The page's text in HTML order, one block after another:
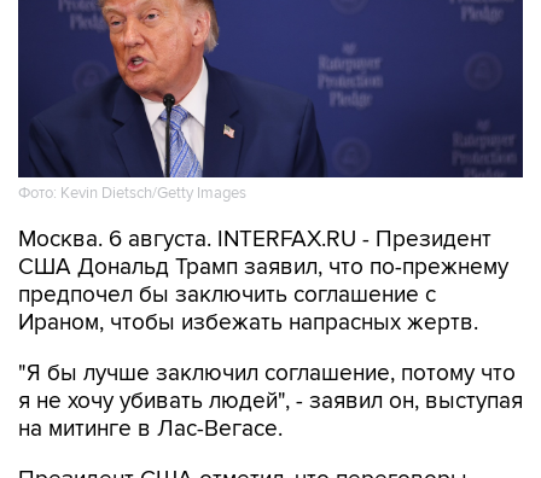
Фото: Kevin Dietsch/Getty Images
Москва. 6 августа. INTERFAX.RU - Президент
США Дональд Трамп заявил, что по-прежнему
предпочел бы заключить соглашение с
Ираном, чтобы избежать напрасных жертв.
"Я бы лучше заключил соглашение, потому что
я не хочу убивать людей", - заявил он, выступая
на митинге в Лас-Вегасе.